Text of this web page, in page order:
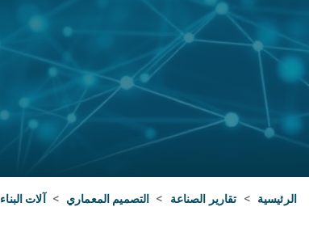
الرئيسية > تقارير الصناعة > التصميم المعماري > آلات البناء